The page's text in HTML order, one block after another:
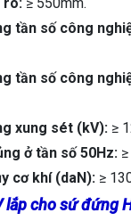
tần số công
tần số công
xung sét (kV): ≥
ở tần số 50Hz:
cơ khí (daN): ≥
cho sứ đứng